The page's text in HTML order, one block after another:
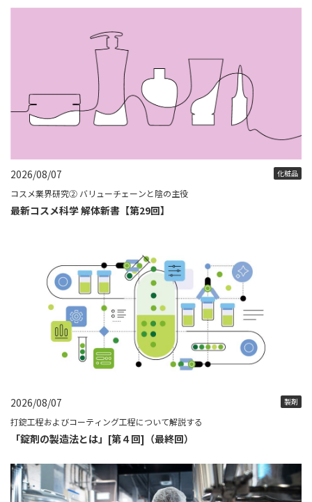
2026/08/07 化粧品
コスメ業界研究② バリューチェーンと陰の主役
最新コスメ科学 解体新書【第29回】
2026/08/07 製剤
打錠工程およびコーティング工程について解説する
「錠剤の製造法とは」[第４回]（最終回）